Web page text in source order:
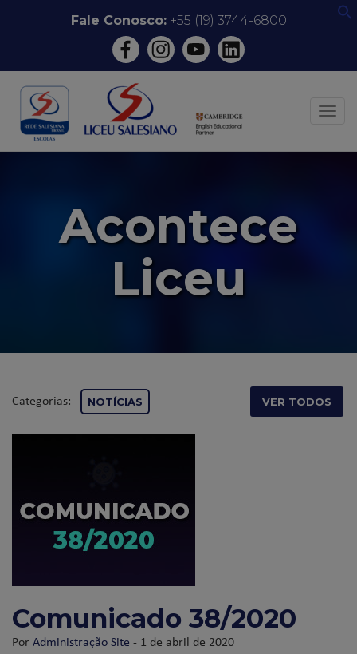
conteúdo
Fale Conosco:+55 (19) 3744-6800
Acontece
Liceu
Categorias: NOTÍCIAS VER TODOS
Comunicado 38/2020
PorAdministração Site - 1 de abril de 2020